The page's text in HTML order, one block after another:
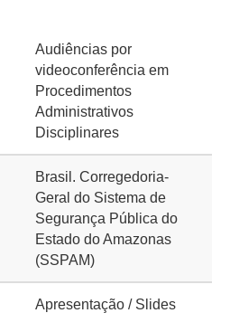
Audiências por
videoconferência em
Procedimentos
Administrativos
Disciplinares
Brasil. Corregedoria-
Geral do Sistema de
Segurança Pública do
Estado do Amazonas
(SSPAM)
Apresentação / Slides